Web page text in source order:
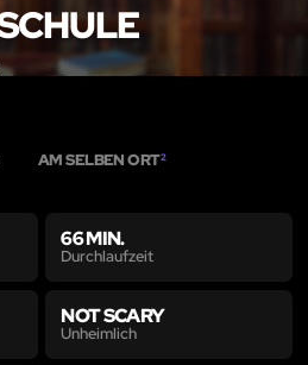
AM SELBEN ORT2
66 MIN.
Durchlaufzeit
NOT SCARY
Unheimlich